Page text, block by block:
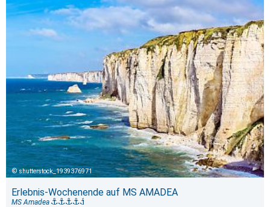
shutterstock_1939376971
Erlebnis-Wochenende auf MS AMADEA
MS Amadea